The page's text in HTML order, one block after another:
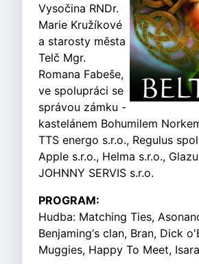
Vysočina RNDr.
Marie Kružíkové
a starosty města
Telč Mgr.
Romana Fabeše,
ve spolupráci se
správou zámku -
kastelánem Bohumilem
TTS energo s.r.o., Regulus
Apple s.r.o., Helma s.r.o.,
JOHNNY SERVIS s.r.o.
PROGRAM:
Hudba: Matching Ties,
Benjaming‘s clan, Bran, Dick
Muggies, Happy To Meet,